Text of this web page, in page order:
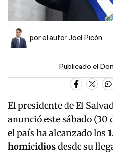
por el autor Joel Picón
Publicado el
El presidente de El
anunció este sábado (30
el país ha alcanzado los
homicidiosdesde su